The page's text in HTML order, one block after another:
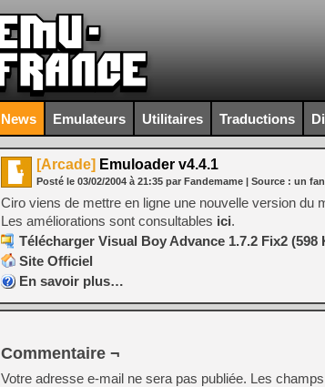
News Emulateurs Utilitaires Traductions
[Arcade] Emuloader v4.4.1
Posté le 03/02/2004 à 21:35 par Fandemame | Source : un fan
Ciro viens de mettre en ligne une nouvelle version du
Les améliorations sont consultables ici.
Télécharger Visual Boy Advance 1.7.2 Fix2 (598
Site Officiel
En savoir plus…
Commentaire ¬
Votre adresse e-mail ne sera pas publiée. Les